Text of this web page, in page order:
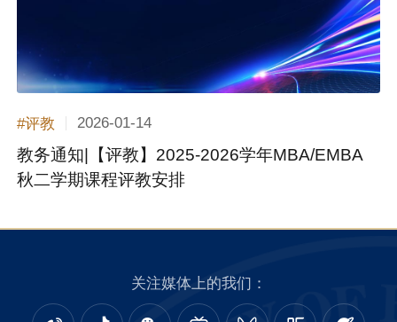
#评教 2026-01-14
教务通知|【评教】2025-2026学年MBA/EMBA
秋二学期课程评教安排
关注媒体上的我们：